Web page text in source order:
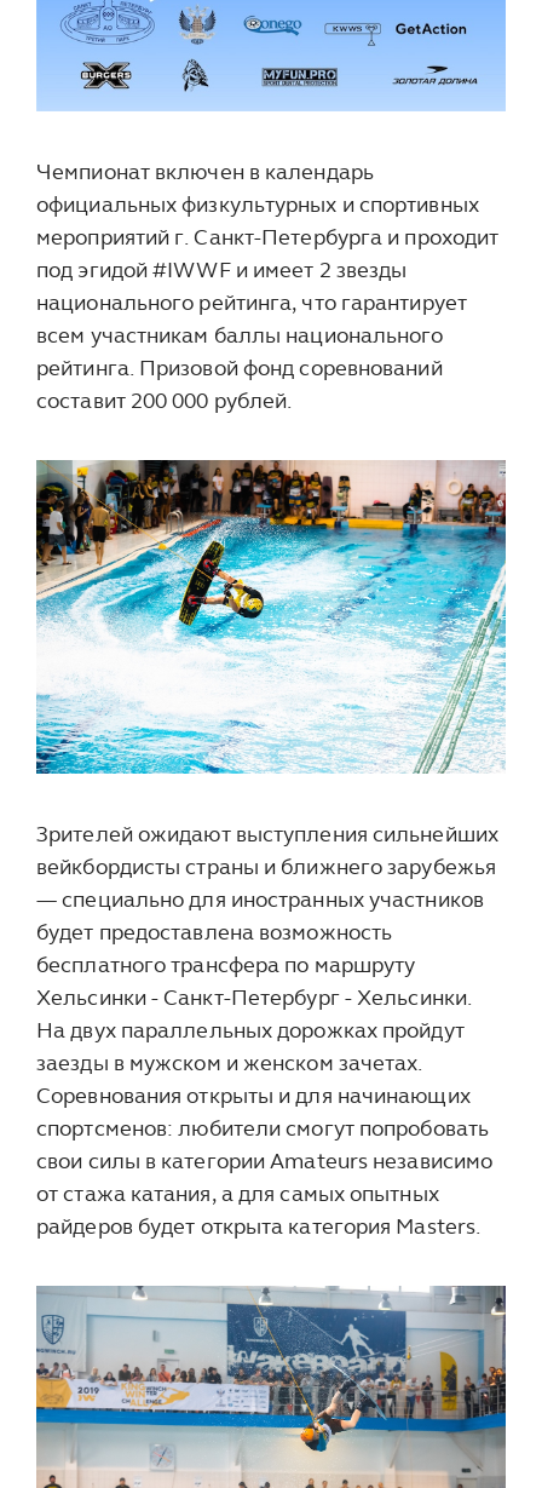
Чемпионат включен в календарь
официальных физкультурных и спортивных
мероприятий г. Санкт-Петербурга и проходит
под эгидой #IWWF и имеет 2 звезды
национального рейтинга, что гарантирует
всем участникам баллы национального
рейтинга. Призовой фонд соревнований
составит 200 000 рублей.
Зрителей ожидают выступления сильнейших
вейкбордисты страны и ближнего зарубежья
— специально для иностранных участников
будет предоставлена возможность
бесплатного трансфера по маршруту
Хельсинки - Санкт-Петербург - Хельсинки.
На двух параллельных дорожках пройдут
заезды в мужском и женском зачетах.
Соревнования открыты и для начинающих
спортсменов: любители смогут попробовать
свои силы в категории Amateurs независимо
от стажа катания, а для самых опытных
райдеров будет открыта категория Masters.